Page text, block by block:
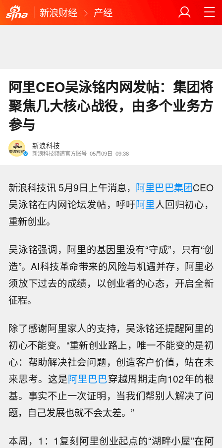
新浪财经 产经
阿里CEO吴泳铭内网发帖：集团将
聚焦几大核心战役，由多个业务方
参与
新浪科技
新浪科技频道官方账号 05月09日 09:38
新浪科技讯 5月9日上午消息， 阿里巴巴集团CEO
吴泳铭在内网论坛发帖，呼吁阿里人回归初心，
重新创业。
吴泳铭强调，阿里的基因里没有“守成”，只有“创
造”。AI科技革命带来的风险与机遇并存，阿里必
须放下过去的成绩，以创业者的心态，开启全新
征程。
除了感谢阿里家人的支持，吴泳铭还提醒阿里的
初心不能变。“重新创业路上，唯一不能变的是初
心：帮助解决社会问题，创造客户价值，站在未
来思考。这是阿里巴巴穿越周期走向102年的根
基。事实不止一次证明，当我们帮别人解决了问
题，自己发展也就不会太差。”
本周，1：1复刻阿里创业起点的“湖畔小屋”在阿